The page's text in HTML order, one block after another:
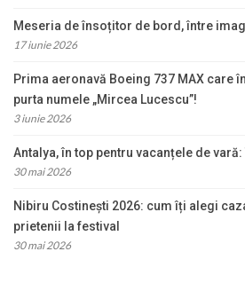
Meseria de însoțitor de bord, între
17 iunie 2026
Prima aeronavă Boeing 737 MAX care
purta numele „Mircea Lucescu”!
3 iunie 2026
Antalya, în top pentru vacanțele de
30 mai 2026
Nibiru Costinești 2026: cum îți alegi
prietenii la festival
30 mai 2026